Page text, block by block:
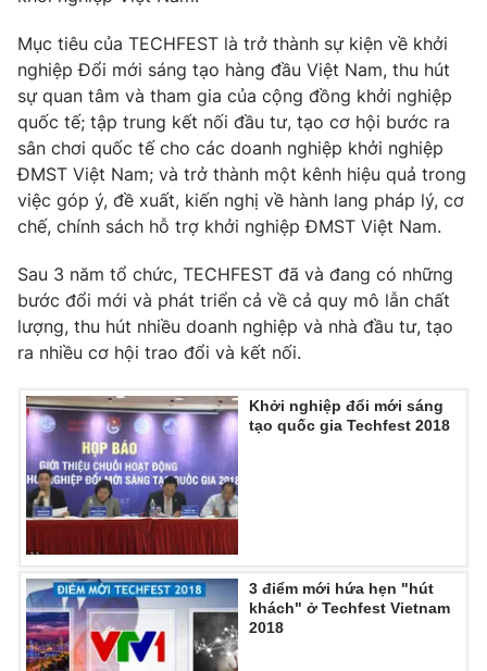
Mục tiêu của TECHFEST là trở thành sự kiện về khởi
nghiệp Đổi mới sáng tạo hàng đầu Việt Nam, thu hút
sự quan tâm và tham gia của cộng đồng khởi nghiệp
quốc tế; tập trung kết nối đầu tư, tạo cơ hội bước ra
sân chơi quốc tế cho các doanh nghiệp khởi nghiệp
ĐMST Việt Nam; và trở thành một kênh hiệu quả trong
việc góp ý, đề xuất, kiến nghị về hành lang pháp lý, cơ
chế, chính sách hỗ trợ khởi nghiệp ĐMST Việt Nam.
Sau 3 năm tổ chức, TECHFEST đã và đang có những
bước đổi mới và phát triển cả về cả quy mô lẫn chất
lượng, thu hút nhiều doanh nghiệp và nhà đầu tư, tạo
ra nhiều cơ hội trao đổi và kết nối.
Khởi nghiệp đổi mới sáng
tạo quốc gia Techfest 2018
3 điểm mới hứa hẹn "hút
khách" ở Techfest Vietnam
2018